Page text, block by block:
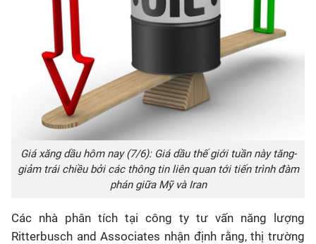
Giá xăng dầu hôm nay (7/6): Giá dầu thế giới tuần này tăng-
giảm trái chiều bởi các thông tin liên quan tới tiến trình đàm
phán giữa Mỹ và Iran
Các nhà phân tích tại công ty tư vấn năng lượng
Ritterbusch and Associates nhận định rằng, thị trường